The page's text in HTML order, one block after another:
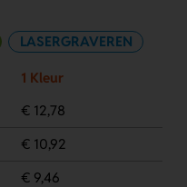
LASERGRAVEREN
1 Kleur
€ 12,78
€ 10,92
€ 9,46